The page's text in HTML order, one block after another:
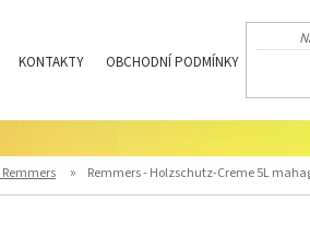
KONTAKTY OBCHODNÍ PODMÍNKY
Remmers - Holzschutz-Creme 5L